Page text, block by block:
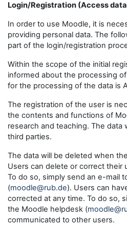
Login/Registration (Access
In order to use Moodle, it is
providing personal data. The
part of the login/registration
Within the scope of the initial
informed about the processing
for the processing of the data is
The registration of the user is
the contents and functions of
research and teaching. The data
third parties.
The data will be deleted when
Users can delete or correct their
To do so, simply send an e-mail
(moodle@rub.de). Users can
corrected at any time. To do so,
the Moodle helpdesk (
communicated to other users.